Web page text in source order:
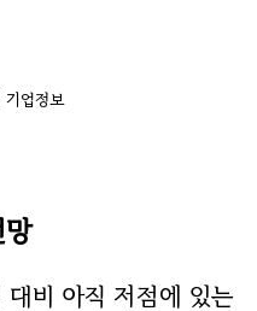
기업정보
망
비 아직 저점에 있는